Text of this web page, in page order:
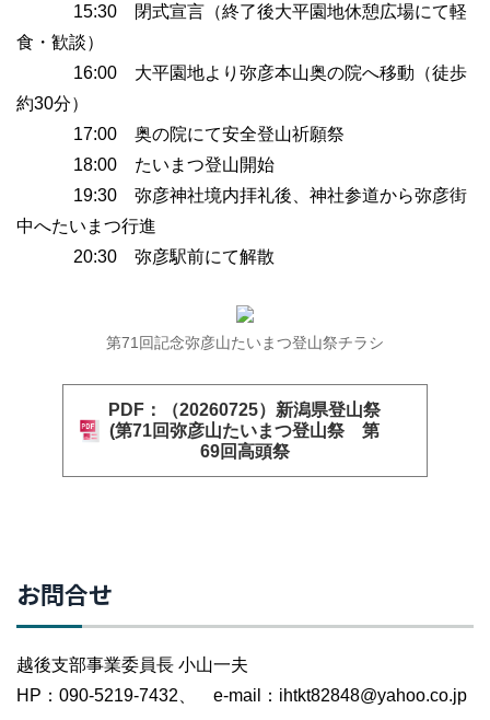
15:30 閉式宣言（終了後大平園地休憩広場にて軽
食・歓談）
16:00 大平園地より弥彦本山奥の院へ移動（徒歩
約30分）
17:00 奥の院にて安全登山祈願祭
18:00 たいまつ登山開始
19:30 弥彦神社境内拝礼後、神社参道から弥彦街
中へたいまつ行進
20:30 弥彦駅前にて解散
第71回記念弥彦山たいまつ登山祭チラシ
PDF：（20260725）新潟県登山祭
(第71回弥彦山たいまつ登山祭 第
69回高頭祭
お問合せ
越後支部事業委員長 小山一夫
HP：090-5219-7432、 e-mail：ihtkt82848@yahoo.co.jp